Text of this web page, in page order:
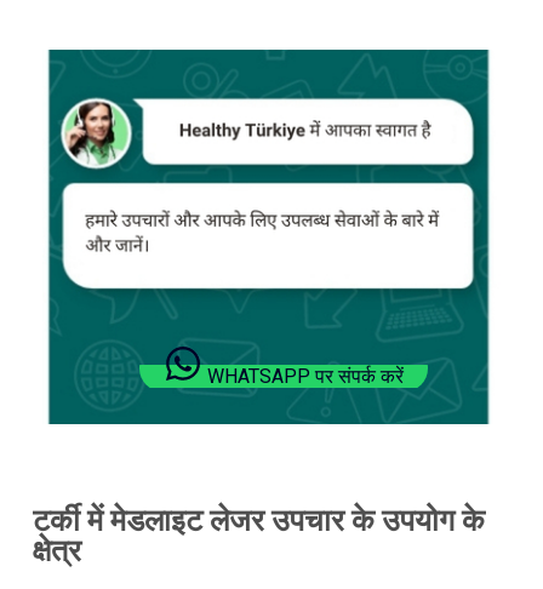
WHATSAPP पर संपर्क करें
टर्की में मेडलाइट लेजर उपचार के उपयोग के
क्षेत्र